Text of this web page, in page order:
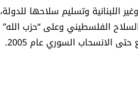
وغير اللبنانية وتسليم سلاحها للدولة،
الفلسطيني وعلى “حزب الله”
الانسحاب السوري عام 2005.